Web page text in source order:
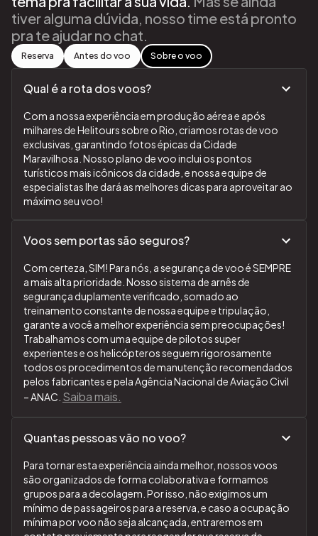
tiver alguma dúvida, nosso time está pronto
pra te ajudar no chat.
Reserva Antes do voo Sobre o voo
Qual é a rota dos voos?
Com a nossa experiência em produção aérea e após
milhares de Helitours sobre o Rio, criamos rotas de voo
exclusivas, garantindo fotos épicas da Cidade
Maravilhosa. Nosso plano de voo inclui os pontos
turísticos mais icônicos da cidade, e nossa equipe de
especialistas lhe dará as melhores dicas para aproveitar ao
máximo seu voo!
Voos sem portas são seguros?
Com certeza, SIM! Para nós, a segurança de voo é SEMPRE
a mais alta prioridade. Nosso sistema de arnês de
segurança duplamente verificado, somado ao
treinamento constante de nossa equipe e tripulação,
garante a você a melhor experiência sem preocupações!
Trabalhamos com uma equipe de pilotos super
experientes e os helicópteros seguem rigorosamente
todos os procedimentos de manutenção recomendados
pelos fabricantes e pela Agência Nacional de Aviação Civil
– ANAC. Saiba mais.
Quantas pessoas vão no voo?
Para tornar esta experiência ainda melhor, nossos voos
são organizados de forma colaborativa e formamos
grupos para a decolagem. Por isso, não exigimos um
mínimo de passageiros para a reserva, e caso a ocupação
mínima por voo não seja alcançada, entraremos em